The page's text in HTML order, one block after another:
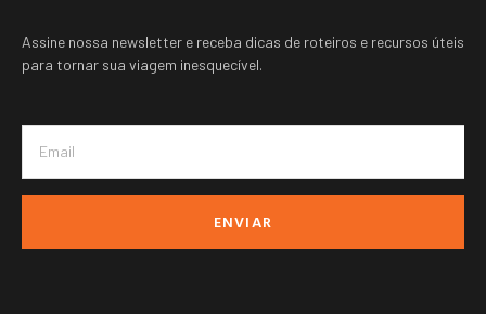
Assine nossa newsletter e receba dicas de roteiros e recursos úteis
para tornar sua viagem inesquecível.
ENVIAR